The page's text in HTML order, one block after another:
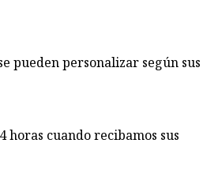
pueden personalizar según sus
horas cuando recibamos sus